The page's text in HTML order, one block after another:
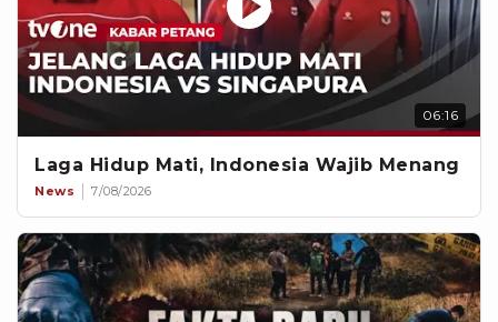
06:16
Laga Hidup Mati, Indonesia Wajib Menang
News 7/08/2026